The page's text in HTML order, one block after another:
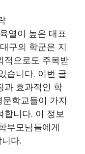
열이 높은 대표
구의 학군은 지
적으로도 주목받
습니다. 이번 글
과 효과적인 학
학교들이 가지
니다. 이 정보
부모님들에게
다.